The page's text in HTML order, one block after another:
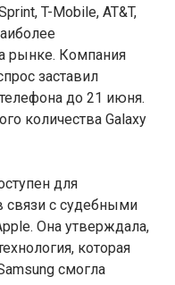
T-Mobile, AT&T,
рынке. Компания
заставил
до 21 июня.
количества Galaxy
для
связи с судебными
Она утверждала,
которая
смогла